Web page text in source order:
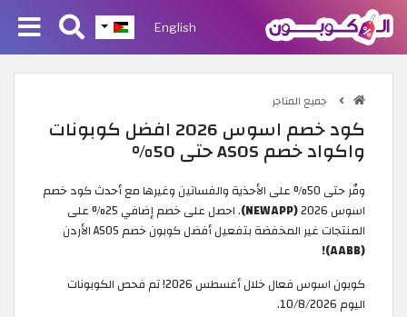
English
جميع المتاجر
كود خصم اسوس 2026 افضل كوبونات
واكواد خصم ASOS حتى 50%
وفّر حتى 50% على الأحذية والفساتين وغيرها مع أحدث كود خصم
اسوس 2026
(NEWAPP)
. احصل على خصم إضافي 25% على
المنتجات غير المخفضة بتفعيل أفضل كوبون خصم ASOS الأردن
(AABB)!
كوبون اسوس فعال خلال أغسطس 2026! تم فحص الكوبونات
اليوم 10/8/2026.